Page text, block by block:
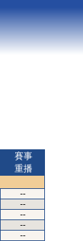
賽事
重播
--
--
--
--
--